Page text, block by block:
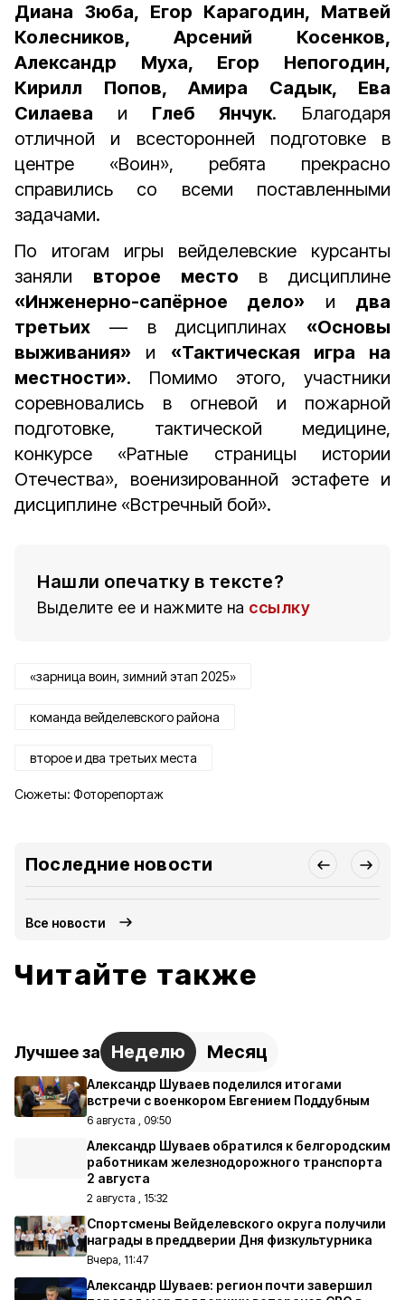
Диана Зюба, Егор Карагодин, Матвей
Колесников, Арсений Косенков,
Александр Муха, Егор Непогодин,
Кирилл Попов, Амира Садык, Ева
Силаева и Глеб Янчук. Благодаря
отличной и всесторонней подготовке в
центре «Воин», ребята прекрасно
справились со всеми поставленными
задачами.
По итогам игры вейделевские курсанты
заняли второе место в дисциплине
«Инженерно-сапёрное дело» и два
третьих — в дисциплинах «Основы
выживания» и «Тактическая игра на
местности». Помимо этого, участники
соревновались в огневой и пожарной
подготовке, тактической медицине,
конкурсе «Ратные страницы истории
Отечества», военизированной эстафете и
дисциплине «Встречный бой».
Нашли опечатку в тексте?
Выделите ее и нажмите на ссылку
«зарница воин, зимний этап 2025»
команда вейделевского района
второе и два третьих места
Сюжеты: Фоторепортаж
Последние новости
Все новости
Читайте также
Лучшее за Неделю Месяц
Александр Шуваев поделился итогами
встречи с военкором Евгением Поддубным
6 августа , 09:50
Александр Шуваев обратился к белгородским
работникам железнодорожного транспорта
2 августа
2 августа , 15:32
Спортсмены Вейделевского округа получили
награды в преддверии Дня физкультурника
Вчера, 11:47
Александр Шуваев: регион почти завершил